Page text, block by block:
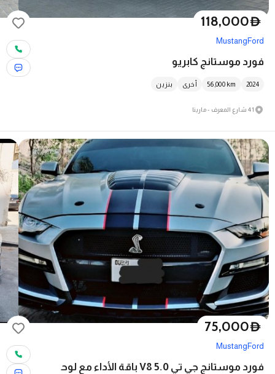
D
118,000
Ford
Mustang
فورد موستانج كابريو
2024
56,000 km أخرى بنزين
41 شارع المعرف - مارينا
D
75,000
Ford
Mustang
فورد موستانج جي تي 5.0 V8 باقة الأداء مع لوح